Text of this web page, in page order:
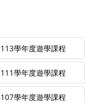
113學年度遊學課程
111學年度遊學課程
107學年度遊學課程